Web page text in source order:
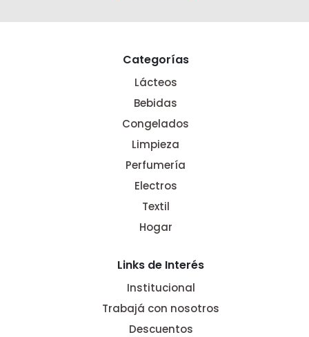
Categorías
Lácteos
Bebidas
Congelados
Limpieza
Perfumería
Electros
Textil
Hogar
Links de Interés
Institucional
Trabajá con nosotros
Descuentos